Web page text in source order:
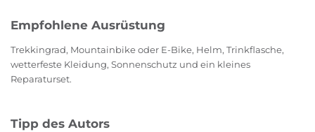
Empfohlene Ausrüstung
Trekkingrad, Mountainbike oder E-Bike, Helm, Trinkflasche,
wetterfeste Kleidung, Sonnenschutz und ein kleines
Reparaturset.
Tipp des Autors